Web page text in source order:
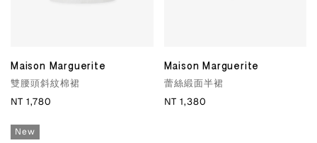
Maison Marguerite
雙腰頭斜紋棉裙
NT 1,780
New
Maison Marguerite
蕾絲緞面半裙
NT 1,380